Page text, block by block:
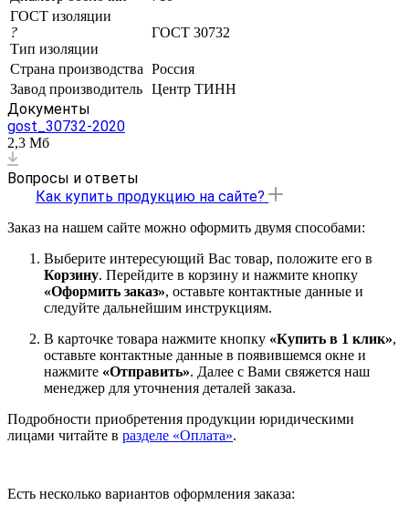
ГОСТ изоляции
?
Тип изоляции
ГОСТ 30732
Страна производства Россия
Завод производитель Центр ТИНН
Документы
gost_30732-2020
2,3 Мб
Вопросы и ответы
Как купить продукцию на сайте?
Заказ на нашем сайте можно оформить двумя способами:
Выберите интересующий Вас товар, положите его в
Корзину. Перейдите в корзину и нажмите кнопку
«Оформить заказ», оставьте контактные данные и
следуйте дальнейшим инструкциям.
В карточке товара нажмите кнопку «Купить в 1 клик»,
оставьте контактные данные в появившемся окне и
нажмите «Отправить». Далее с Вами свяжется наш
менеджер для уточнения деталей заказа.
Подробности приобретения продукции юридическими
лицами читайте в разделе «Оплата».
Есть несколько вариантов оформления заказа: